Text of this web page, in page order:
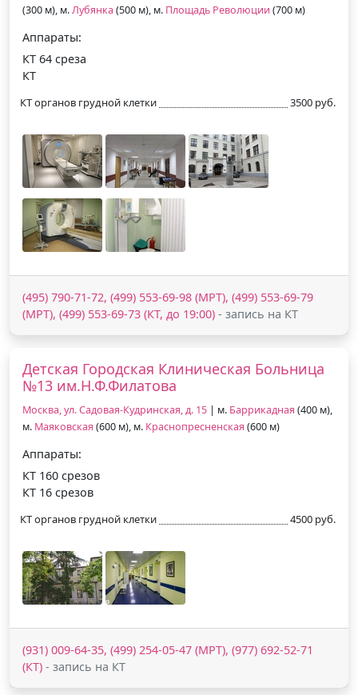
(300 м), м.Лубянка (500 м), м. Площадь Революции (700 м)
Аппараты:
КТ 64 среза
КТ
КТ органов грудной клетки 3500 руб.
(495) 790-71-72, (499) 553-69-98 (МРТ), (499) 553-69-79
(МРТ), (499) 553-69-73 (КТ, до 19:00) - запись на КТ
Детская Городская Клиническая Больница
№13 им.Н.Ф.Филатова
Москва, ул. Садовая-Кудринская, д. 15 | м. Баррикадная (400 м),
м. Маяковская (600 м), м. Краснопресненская (600 м)
Аппараты:
КТ 160 срезов
КТ 16 срезов
КТ органов грудной клетки 4500 руб.
(931) 009-64-35, (499) 254-05-47 (МРТ), (977) 692-52-71
(КТ) - запись на КТ